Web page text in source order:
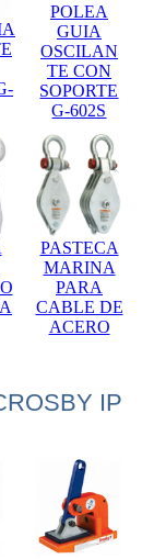
POLEA
GUIA
OSCILAN
TE CON
SOPORTE
G-602S
PASTECA
MARINA
PARA
CABLE DE
ACERO
IP